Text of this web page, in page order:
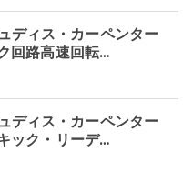
ディス・カーペンター
回路高速回転…
ディス・カーペンター
ック・リーデ…